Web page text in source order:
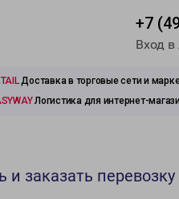
+7
Вход
Доставка в торговые сети и
Логистика для интернет-
и заказать перевозку